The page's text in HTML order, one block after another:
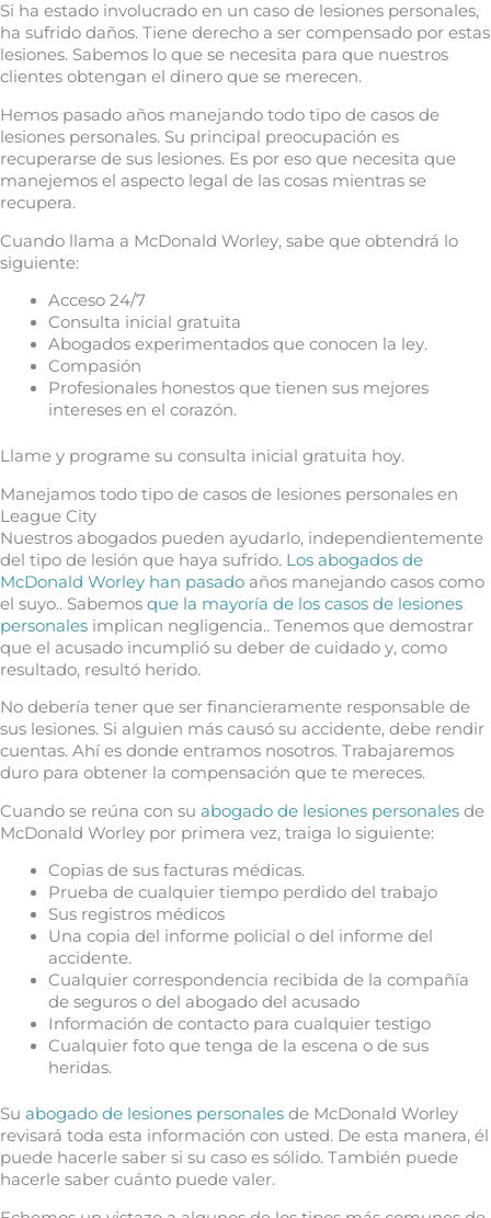
Si ha estado involucrado en un caso de lesiones personales,
ha sufrido daños. Tiene derecho a ser compensado por estas
lesiones. Sabemos lo que se necesita para que nuestros
clientes obtengan el dinero que se merecen.
Hemos pasado años manejando todo tipo de casos de
lesiones personales. Su principal preocupación es
recuperarse de sus lesiones. Es por eso que necesita que
manejemos el aspecto legal de las cosas mientras se
recupera.
Cuando llama a McDonald Worley, sabe que obtendrá lo
siguiente:
Acceso 24/7
Consulta inicial gratuita
Abogados experimentados que conocen la ley.
Compasión
Profesionales honestos que tienen sus mejores
intereses en el corazón.
Llame y programe su consulta inicial gratuita hoy.
Manejamos todo tipo de casos de lesiones personales en
League City
Nuestros abogados pueden ayudarlo, independientemente
del tipo de lesión que haya sufrido. Los abogados de
McDonald Worley han pasado años manejando casos como
el suyo.. Sabemos que la mayoría de los casos de lesiones
personales implican negligencia.. Tenemos que demostrar
que el acusado incumplió su deber de cuidado y, como
resultado, resultó herido.
No debería tener que ser financieramente responsable de
sus lesiones. Si alguien más causó su accidente, debe rendir
cuentas. Ahí es donde entramos nosotros. Trabajaremos
duro para obtener la compensación que te mereces.
Cuando se reúna con su abogado de lesiones personales de
McDonald Worley por primera vez, traiga lo siguiente:
Copias de sus facturas médicas.
Prueba de cualquier tiempo perdido del trabajo
Sus registros médicos
Una copia del informe policial o del informe del
accidente.
Cualquier correspondencia recibida de la compañía
de seguros o del abogado del acusado
Información de contacto para cualquier testigo
Cualquier foto que tenga de la escena o de sus
heridas.
Su abogado de lesiones personales de McDonald Worley
revisará toda esta información con usted. De esta manera, él
puede hacerle saber si su caso es sólido. También puede
hacerle saber cuánto puede valer.